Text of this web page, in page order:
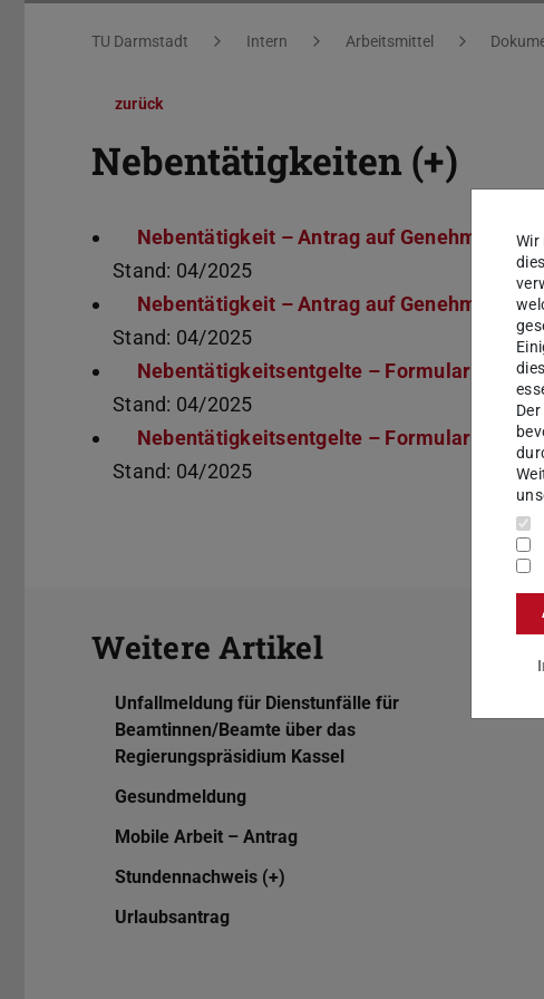
Sie befinden sich hier:
TU Darmstadt Intern Arbeitsmittel
zurück
Nebentätigkeiten (+)
Nebentätigkeit – Antrag auf Genehmigung
Stand: 04/2025
Nebentätigkeit – Antrag auf Genehmigung
Stand: 04/2025
Nebentätigkeitsentgelte – Formular (PDF-
(wird
Stand: 04/2025
Nebentätigkeitsentgelte – Formular
Stand: 04/2025
Weitere Artikel
Unfallmeldung für Dienstunfälle für
Beamtinnen/Beamte über das
Regierungspräsidium Kassel
Gesundmeldung
Mobile Arbeit – Antrag
Stundennachweis (+)
Urlaubsantrag
Wir